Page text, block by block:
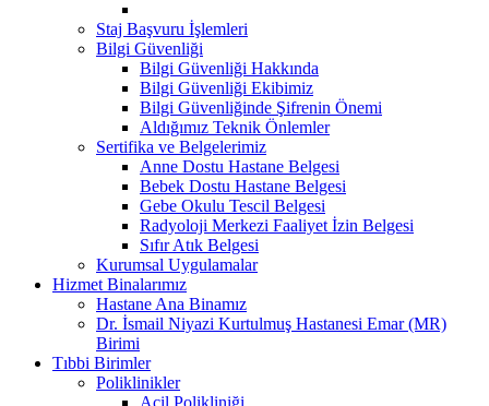
Staj Başvuru İşlemleri
Bilgi Güvenliği
Bilgi Güvenliği Hakkında
Bilgi Güvenliği Ekibimiz
Bilgi Güvenliğinde Şifrenin Önemi
Aldığımız Teknik Önlemler
Sertifika ve Belgelerimiz
Anne Dostu Hastane Belgesi
Bebek Dostu Hastane Belgesi
Gebe Okulu Tescil Belgesi
Radyoloji Merkezi Faaliyet İzin Belgesi
Sıfır Atık Belgesi
Kurumsal Uygulamalar
Hizmet Binalarımız
Hastane Ana Binamız
Dr. İsmail Niyazi Kurtulmuş Hastanesi Emar (MR)
Birimi
Tıbbi Birimler
Poliklinikler
Acil Polikliniği